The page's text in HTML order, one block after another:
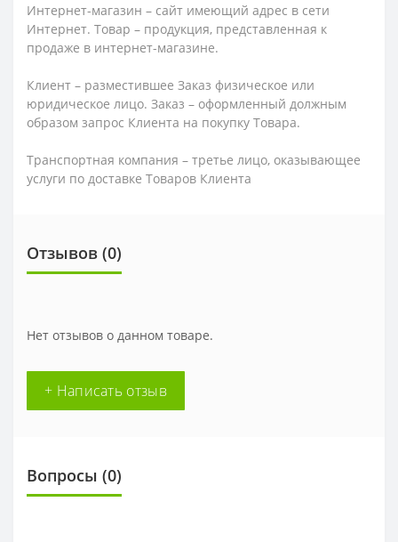
Интернет-магазин – сайт имеющий адрес в сети
Интернет. Товар – продукция, представленная к
продаже в интернет-магазине.
Клиент – разместившее Заказ физическое или
юридическое лицо. Заказ – оформленный должным
образом запрос Клиента на покупку Товара.
Транспортная компания – третье лицо, оказывающее
услуги по доставке Товаров Клиента
Отзывов (0)
Нет отзывов о данном товаре.
+ Написать отзыв
Вопросы (0)